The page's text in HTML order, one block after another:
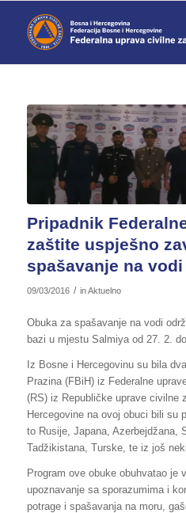
Pripadnik
zaštite uspješno
spašavanje na
09/03/2016 / inAktuelno
Obuka za spašavanje na vodi
bazi u mjestu Salmiya od 27. 2.
Iz Bosne i Hercegovinu su bila
Prazina (FBiH) iz Federalne
(RS) iz Republičke uprave civilne
Hercegovine na ovoj obuci bili su
to Rusije, Japana, Azerbejdžana,
Tadžikistana, Turske, te iz još
Program ove obuke obuhvatao je
upoznavanje sa sporazumima i
potrage i spašavanja na moru,